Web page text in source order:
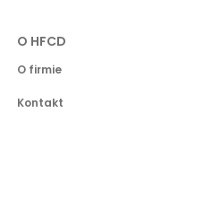
O HFCD
O firmie
Kontakt